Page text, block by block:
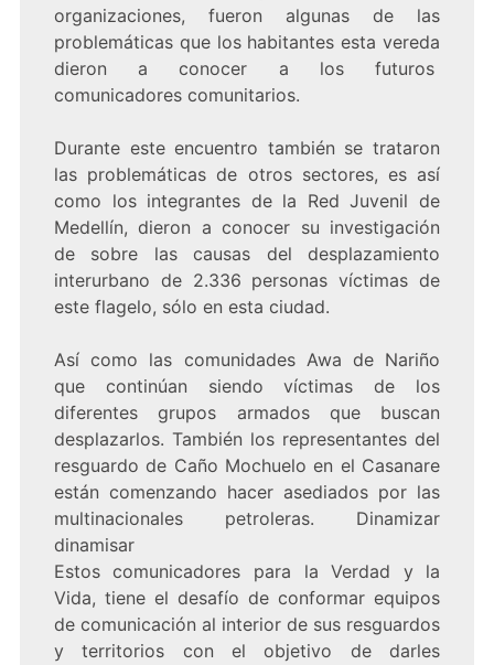
organizaciones, fueron algunas de las
problemáticas que los habitantes esta vereda
dieron a conocer a los futuros
comunicadores comunitarios.
Durante este encuentro también se trataron
las problemáticas de otros sectores, es así
como los integrantes de la Red Juvenil de
Medellín, dieron a conocer su investigación
de sobre las causas del desplazamiento
interurbano de 2.336 personas víctimas de
este flagelo, sólo en esta ciudad.
Así como las comunidades Awa de Nariño
que continúan siendo víctimas de los
diferentes grupos armados que buscan
desplazarlos. También los representantes del
resguardo de Caño Mochuelo en el Casanare
están comenzando hacer asediados por las
multinacionales petroleras. Dinamizar
dinamisar
Estos comunicadores para la Verdad y la
Vida, tiene el desafío de conformar equipos
de comunicación al interior de sus resguardos
y territorios con el objetivo de darles